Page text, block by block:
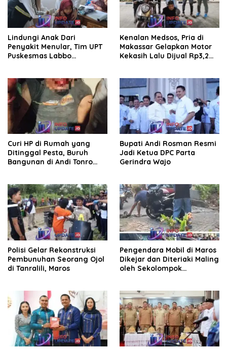
Lindungi Anak Dari
Penyakit Menular, Tim UPT
Puskesmas Labbo
Kenalan Medsos, Pria di
Makassar Gelapkan Motor
Kekasih Lalu Dijual Rp3,2
Curi HP di Rumah yang
Ditinggal Pesta, Buruh
Bangunan di Andi Tonro
Bupati Andi Rosman Resmi
Jadi Ketua DPC Parta
Gerindra Wajo
Polisi Gelar Rekonstruksi
Pembunuhan Seorang Ojol
di Tanralili, Maros
Pengendara Mobil di Maros
Dikejar dan Diteriaki Maling
oleh Sekolompok